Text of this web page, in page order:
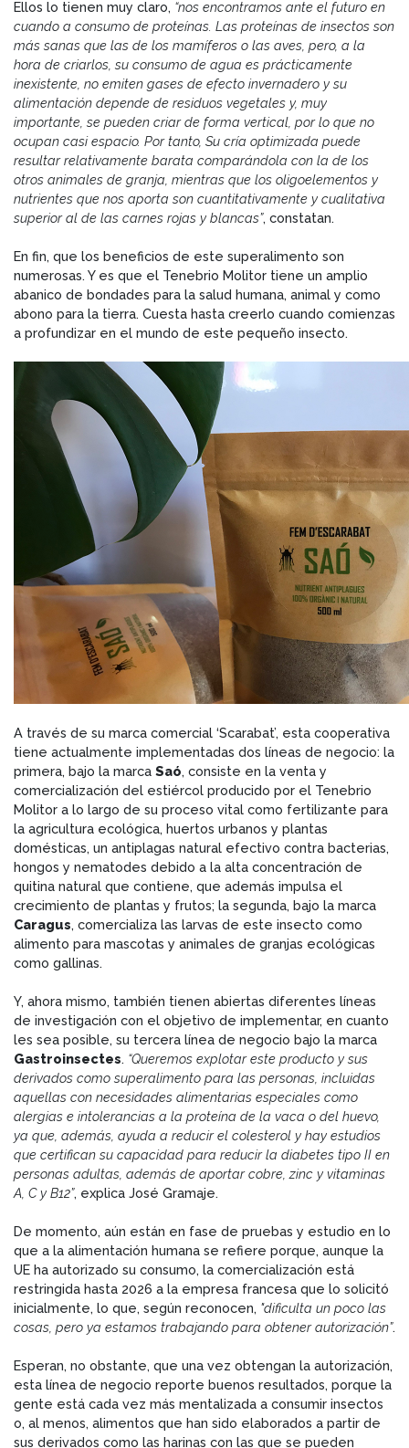
Ellos lo tienen muy claro, “nos encontramos ante el futuro en
cuando a consumo de proteínas. Las proteínas de insectos son
más sanas que las de los mamíferos o las aves, pero, a la
hora de criarlos, su consumo de agua es prácticamente
inexistente, no emiten gases de efecto invernadero y su
alimentación depende de residuos vegetales y, muy
importante, se pueden criar de forma vertical, por lo que no
ocupan casi espacio. Por tanto, Su cría optimizada puede
resultar relativamente barata comparándola con la de los
otros animales de granja, mientras que los oligoelementos y
nutrientes que nos aporta son cuantitativamente y cualitativa
superior al de las carnes rojas y blancas”, constatan.
En fin, que los beneficios de este superalimento son
numerosas. Y es que el Tenebrio Molitor tiene un amplio
abanico de bondades para la salud humana, animal y como
abono para la tierra. Cuesta hasta creerlo cuando comienzas
a profundizar en el mundo de este pequeño insecto.
A través de su marca comercial ‘Scarabat’, esta cooperativa
tiene actualmente implementadas dos líneas de negocio: la
primera, bajo la marca Saó, consiste en la venta y
comercialización del estiércol producido por el Tenebrio
Molitor a lo largo de su proceso vital como fertilizante para
la agricultura ecológica, huertos urbanos y plantas
domésticas, un antiplagas natural efectivo contra bacterias,
hongos y nematodes debido a la alta concentración de
quitina natural que contiene, que además impulsa el
crecimiento de plantas y frutos; la segunda, bajo la marca
Caragus, comercializa las larvas de este insecto como
alimento para mascotas y animales de granjas ecológicas
como gallinas.
Y, ahora mismo, también tienen abiertas diferentes líneas
de investigación con el objetivo de implementar, en cuanto
les sea posible, su tercera línea de negocio bajo la marca
Gastroinsectes. “Queremos explotar este producto y sus
derivados como superalimento para las personas, incluidas
aquellas con necesidades alimentarias especiales como
alergias e intolerancias a la proteína de la vaca o del huevo,
ya que, además, ayuda a reducir el colesterol y hay estudios
que certifican su capacidad para reducir la diabetes tipo II en
personas adultas, además de aportar cobre, zinc y vitaminas
A, C y B12”, explica José Gramaje.
De momento, aún están en fase de pruebas y estudio en lo
que a la alimentación humana se refiere porque, aunque la
UE ha autorizado su consumo, la comercialización está
restringida hasta 2026 a la empresa francesa que lo solicitó
inicialmente, lo que, según reconocen, "dificulta un poco las
cosas, pero ya estamos trabajando para obtener autorización”.
Esperan, no obstante, que una vez obtengan la autorización,
esta línea de negocio reporte buenos resultados, porque la
gente está cada vez más mentalizada a consumir insectos
o, al menos, alimentos que han sido elaborados a partir de
sus derivados como las harinas con las que se pueden